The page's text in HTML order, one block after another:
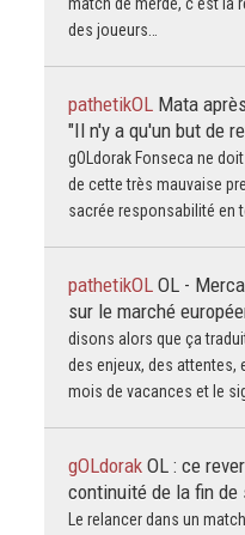
des joueurs…
pathetikOL Mata
"Il n'y a qu'un but de
gOLdorak Fonseca ne
de cette très mauvaise
sacrée responsabilité en
pathetikOL OL -
sur le marché
disons alors que ça
des enjeux, des attentes,
mois de vacances et le
gOLdorak OL : ce
continuité de la fin de
Le relancer dans un